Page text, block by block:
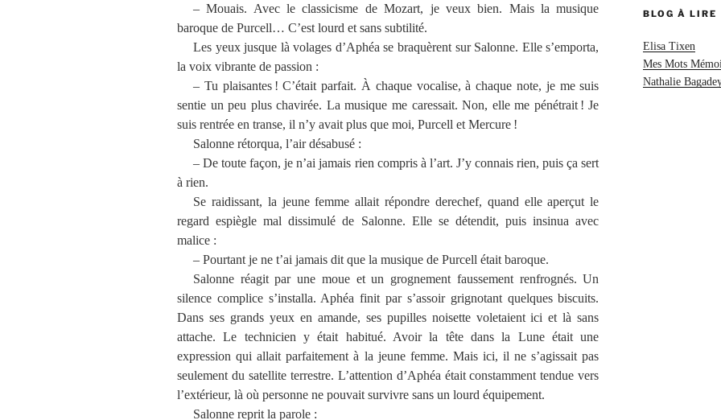
– Mouais. Avec le classicisme de Mozart, je veux bien. Mais la musique
baroque de Purcell… C’est lourd et sans subtilité.
Les yeux jusque là volages d’Aphéa se braquèrent sur Salonne. Elle s’emporta,
la voix vibrante de passion :
– Tu plaisantes ! C’était parfait. À chaque vocalise, à chaque note, je me suis
sentie un peu plus chavirée. La musique me caressait. Non, elle me pénétrait ! Je
suis rentrée en transe, il n’y avait plus que moi, Purcell et Mercure !
Salonne rétorqua, l’air désabusé :
– De toute façon, je n’ai jamais rien compris à l’art. J’y connais rien, puis ça sert
à rien.
Se raidissant, la jeune femme allait répondre derechef, quand elle aperçut le
regard espiègle mal dissimulé de Salonne. Elle se détendit, puis insinua avec
malice :
– Pourtant je ne t’ai jamais dit que la musique de Purcell était baroque.
Salonne réagit par une moue et un grognement faussement renfrognés. Un
silence complice s’installa. Aphéa finit par s’assoir grignotant quelques biscuits.
Dans ses grands yeux en amande, ses pupilles noisette voletaient ici et là sans
attache. Le technicien y était habitué. Avoir la tête dans la Lune était une
expression qui allait parfaitement à la jeune femme. Mais ici, il ne s’agissait pas
seulement du satellite terrestre. L’attention d’Aphéa était constamment tendue vers
l’extérieur, là où personne ne pouvait survivre sans un lourd équipement.
Salonne reprit la parole :
BLOG À LIRE
Elisa Tixen
Mes Mots
Nathalie